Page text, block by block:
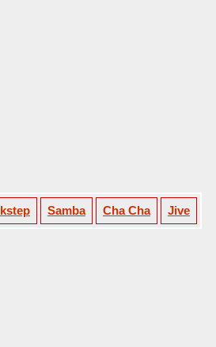
Samba Cha Cha Jive